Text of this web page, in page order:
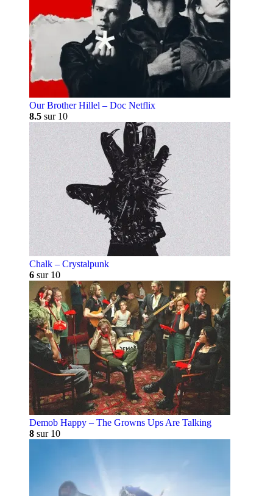
Our Brother Hillel – Doc Netflix
8.5 sur 10
Chalk – Crystalpunk
6 sur 10
Demob Happy – The Growns Ups Are Talking
8 sur 10